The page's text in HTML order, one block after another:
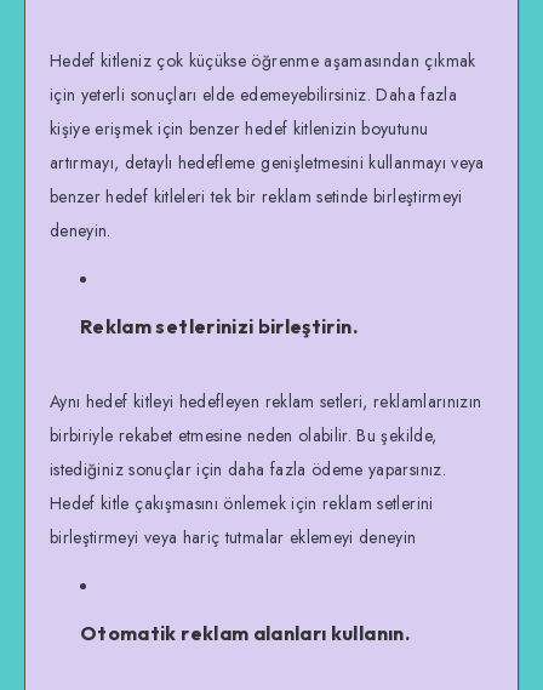
Hedef kitleniz çok küçükse öğrenme aşamasından çıkmak
için yeterli sonuçları elde edemeyebilirsiniz. Daha fazla
kişiye erişmek için benzer hedef kitlenizin boyutunu
artırmayı, detaylı hedefleme genişletmesini kullanmayı veya
benzer hedef kitleleri tek bir reklam setinde birleştirmeyi
deneyin.
Reklam setlerinizi birleştirin.
Aynı hedef kitleyi hedefleyen reklam setleri, reklamlarınızın
birbiriyle rekabet etmesine neden olabilir. Bu şekilde,
istediğiniz sonuçlar için daha fazla ödeme yaparsınız.
Hedef kitle çakışmasını önlemek için reklam setlerini
birleştirmeyi veya hariç tutmalar eklemeyi deneyin
Otomatik reklam alanları kullanın.